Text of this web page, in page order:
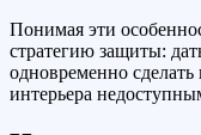
Понимая эти
стратегию защиты:
одновременно
интерьера